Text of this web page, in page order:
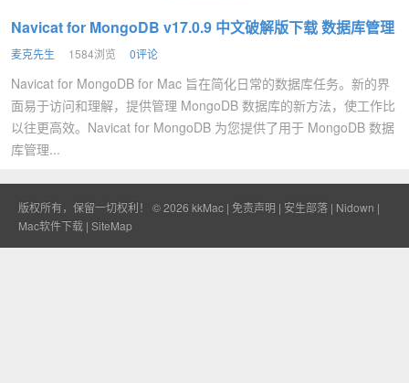
Navicat for MongoDB v17.0.9 中文破解版下载 数据库管理
麦克先生 1584浏览 0评论
Navicat for MongoDB for Mac 旨在简化日常的数据库任务。新的界
面易于访问和理解，提供管理 MongoDB 数据库的新方法，使工作比
以往更高效。Navicat for MongoDB 为您提供了用于 MongoDB 数据
库管理...
版权所有，保留一切权利！ © 2026 kkMac | 免责声明 | 安生部落 | Nidown |
Mac软件下载 | SiteMap